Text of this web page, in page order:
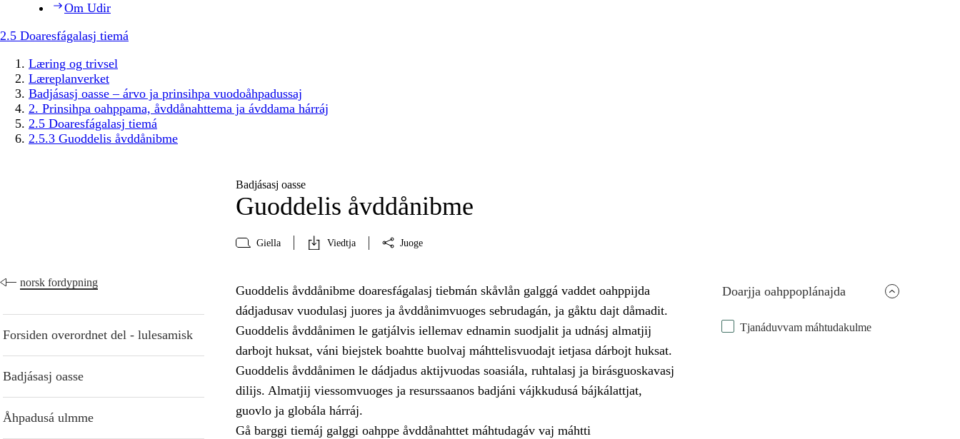
Om Udir
2.5 Doaresfágalasj tiemá
Læring og trivsel
Læreplanverket
Badjásasj oasse – árvo ja prinsihpa vuodoåhpadussaj
2. Prinsihpa oahppama, åvddånahttema ja ávddama hárráj
2.5 Doaresfágalasj tiemá
2.5.3 Guoddelis åvddånibme
Badjásasj oasse
Guoddelis åvddånibme
Giella Viedtja Juoge
norsk fordypning
Forsiden overordnet del - lulesamisk
Badjásasj oasse
Åhpadusá ulmme
Doarjja oahppoplánajda
Tjanáduvvam máhtudakulme
Guoddelis åvddånibme doaresfágalasj tiebmán skåvlån galggá vaddet oahppijda
dádjadusav vuodulasj juores ja åvddånimvuoges sebrudagán, ja gåktu dajt dåmadit.
Guoddelis åvddånimen le gatjálvis iellemav ednamin suodjalit ja udnásj almatjij
darbojt huksat, váni biejstek boahtte buolvaj máhttelisvuodajt ietjasa dárbojt huksat.
Guoddelis åvddånimen le dádjadus aktijvuodas soasiála, ruhtalasj ja birásguoskavasj
dilijs. Almatjij viessomvuoges ja resurssaanos badjáni vájkkudusá bájkálattjat,
guovlo ja globála hárráj.
Gå barggi tiemáj galggi oahppe åvddånahttet máhtudagáv vaj máhtti